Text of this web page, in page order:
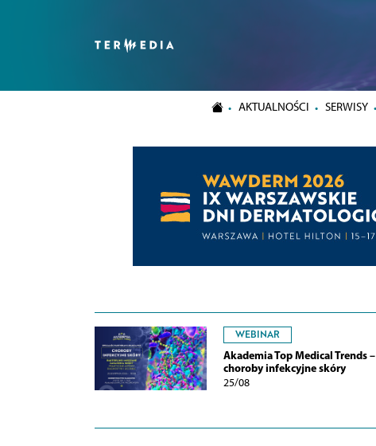
AKTUALNOŚCI SERWISY
WEBINAR
Akademia Top Medical Trends –
choroby infekcyjne skóry
25/08